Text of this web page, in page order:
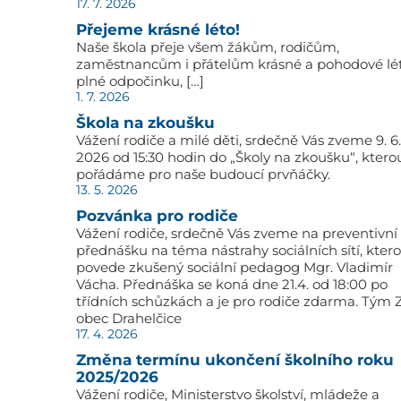
17. 7. 2026
Přejeme krásné léto!
Naše škola přeje všem žákům, rodičům,
zaměstnancům i přátelům krásné a pohodové
plné odpočinku, […]
1. 7. 2026
Škola na zkoušku
Vážení rodiče a milé děti, srdečně Vás zveme 9. 6.
2026 od 15:30 hodin do „Školy na zkoušku“,
pořádáme pro naše budoucí prvňáčky.
13. 5. 2026
Pozvánka pro rodiče
Vážení rodiče, srdečně Vás zveme na preventivní
přednášku na téma nástrahy sociálních sítí,
povede zkušený sociální pedagog Mgr. Vladimír
Vácha. Přednáška se koná dne 21.4. od 18:00 po
třídních schůzkách a je pro rodiče zdarma. Tým
obec Drahelčice
17. 4. 2026
Změna termínu ukončení školního roku
2025/2026
Vážení rodiče, Ministerstvo školství, mládeže a